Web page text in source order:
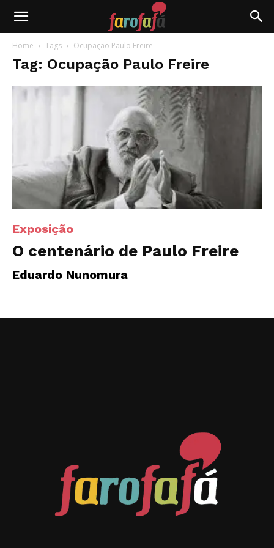
Farofafá
Home Tags Ocupação Paulo Freire
Tag: Ocupação Paulo Freire
Exposição
O centenário de Paulo Freire
Eduardo Nunomura